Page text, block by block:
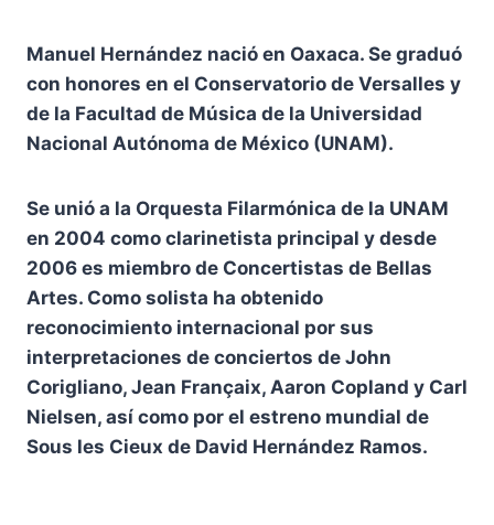
Manuel Hernández nació en Oaxaca. Se graduó
con honores en el Conservatorio de Versalles y
de la Facultad de Música de la Universidad
Nacional Autónoma de México (UNAM).
Se unió a la Orquesta Filarmónica de la UNAM
en 2004 como clarinetista principal y desde
2006 es miembro de Concertistas de Bellas
Artes. Como solista ha obtenido
reconocimiento internacional por sus
interpretaciones de conciertos de John
Corigliano, Jean Françaix, Aaron Copland y Carl
Nielsen, así como por el estreno mundial de
Sous les Cieux de David Hernández Ramos.